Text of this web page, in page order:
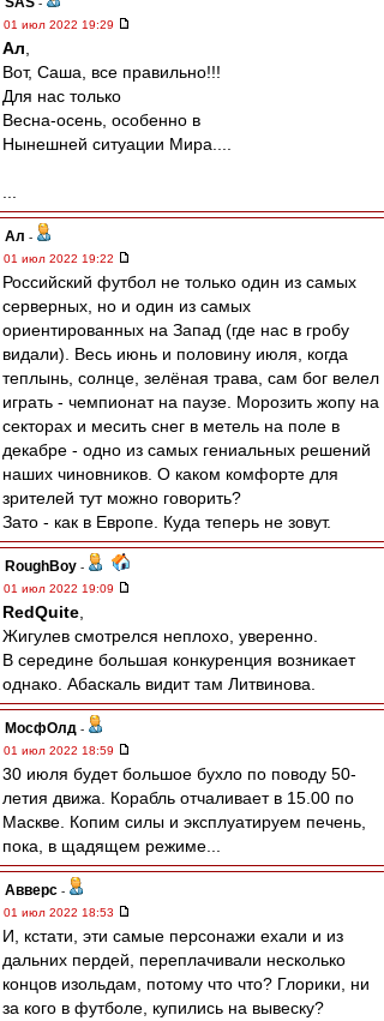
-
01 июл 2022 19:29
Ал
Вот, Саша, все правильно!!!
Для нас только
Весна-осень, особенно в
Нынешней ситуации Мира....
Ал -
01 июл 2022 19:22
Российский футбол не только один из самых
серверных, но и один из самых
ориентированных на Запад (где нас в гробу
видали). Весь июнь и половину июля, когда
теплынь, солнце, зелёная трава, сам бог велел
играть - чемпионат на паузе. Морозить жопу на
секторах и месить снег в метель на поле в
декабре - одно из самых гениальных решений
наших чиновников. О каком комфорте для
зрителей тут можно говорить?
Зато - как в Европе. Куда теперь не зовут.
RoughBoy -
01 июл 2022 19:09
RedQuite
Жигулев смотрелся неплохо, уверенно.
В середине большая конкуренция возникает
однако. Абаскаль видит там Литвинова.
МосфОлд -
01 июл 2022 18:59
30 июля будет большое бухло по поводу 50-
летия движа. Корабль отчаливает в 15.00 по
Маскве. Копим силы и эксплуатируем печень,
пока, в щадящем режиме...
Авверс -
01 июл 2022 18:53
И, кстати, эти самые персонажи ехали и из
дальних пердей, переплачивали несколько
концов изольдам, потому что что? Глорики, ни
за кого в футболе, купились на вывеску?